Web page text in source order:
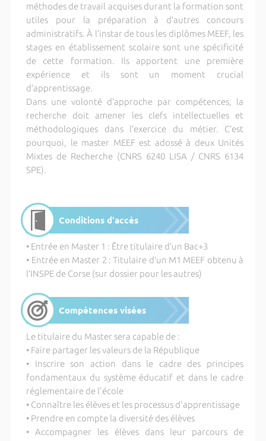
méthodes de travail acquises durant la formation sont
utiles pour la préparation à d’autres concours
administratifs. À l’instar de tous les diplômes MEEF, les
stages en établissement scolaire sont une spécificité
de cette formation. Ils apportent une première
expérience et ils sont un moment crucial
d’apprentissage.
Dans une volonté d’approche par compétences, la
recherche doit amener les clefs intellectuelles et
méthodologiques dans l’exercice du métier. C’est
pourquoi, le master MEEF est adossé à deux Unités
Mixtes de Recherche (CNRS 6240 LISA / CNRS 6134
SPE).
Conditions d'accès
• Entrée en Master 1 : Être titulaire d’un Bac+3
• Entrée en Master 2 : Titulaire d’un M1 MEEF obtenu à
l’INSPE de Corse (sur dossier pour les autres)
Compétences visées
Le titulaire du Master sera capable de :
• Faire partager les valeurs de la République
• Inscrire son action dans le cadre des principes
fondamentaux du système éducatif et dans le cadre
réglementaire de l'école
• Connaître les élèves et les processus d'apprentissage
• Prendre en compte la diversité des élèves
• Accompagner les élèves dans leur parcours de